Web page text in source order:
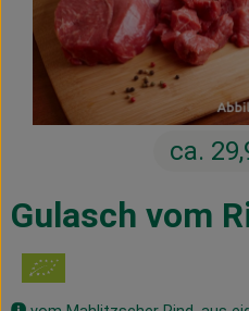
Kühltheke
Vorratskammer
Getränke
Haus, Garten & Co.
Gulasch vom
ca.